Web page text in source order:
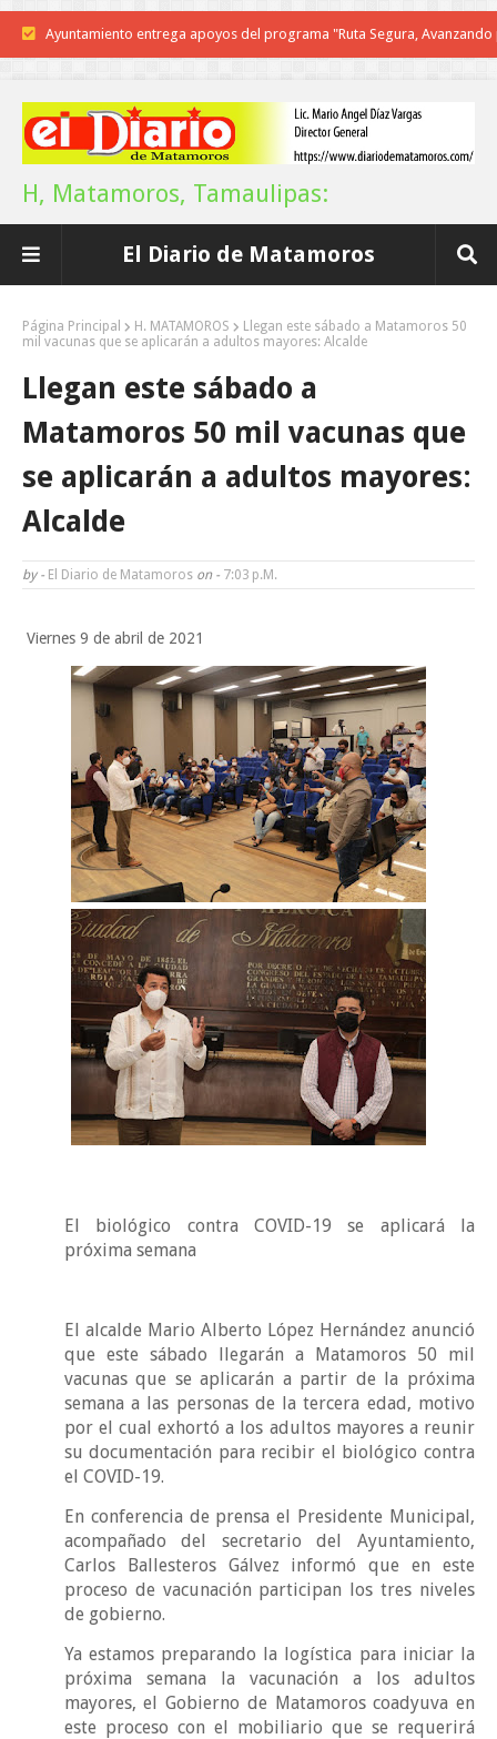
Reconoce Américo labor de la Guardia Nacional en Tamaulipas;
Brindará Familia UAT un moderno espacio con sentido humano en
A Tamaulipas…le llueve sobre mojado
Instala Sector Salud Comité Estatal de Calidad en Salud para
La UAT, Gobierno del Estado y ganaderos consolidan proyecto
familias de Matamoros
La ONU publica Segundo Informe Subnacional de Tamaulipas
Disney reconoce a nivel mundial talento de estudiante de la UAT
Ayuntamiento entrega apoyos del programa "Ruta Segura,
la Educación"
Domingo, 9 Agosto
H, Matamoros, Tamaulipas:
El Diario de Matamoros
Página Principal H. MATAMOROS
Llegan este sábado a Matamoros 50
mil vacunas que se aplicarán a adultos mayores: Alcalde
Llegan este sábado a
Matamoros 50 mil vacunas que
se aplicarán a adultos mayores:
Alcalde
by - El Diario de Matamoros on - 7:03 P.m.
Viernes 9 de abril de 2021
El biológico contra COVID-19 se aplicará la
próxima semana
El alcalde Mario Alberto López Hernández anunció
que este sábado llegarán a Matamoros 50 mil
vacunas que se aplicarán a partir de la próxima
semana a las personas de la tercera edad, motivo
por el cual exhortó a los adultos mayores a reunir
su documentación para recibir el biológico contra
el COVID-19.
En conferencia de prensa el Presidente Municipal,
acompañado del secretario del Ayuntamiento,
Carlos Ballesteros Gálvez informó que en este
proceso de vacunación participan los tres niveles
de gobierno.
Ya estamos preparando la logística para iniciar la
próxima semana la vacunación a los adultos
mayores, el Gobierno de Matamoros coadyuva en
este proceso con el mobiliario que se requerirá